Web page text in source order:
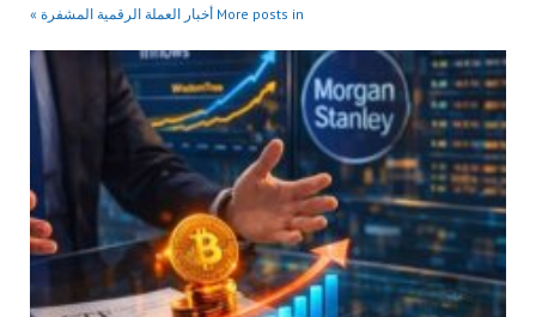
More posts in أخبار العملة الرقمية المشفرة »